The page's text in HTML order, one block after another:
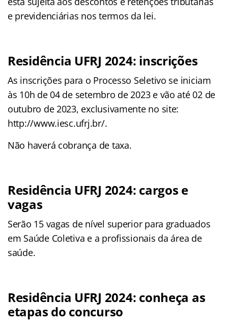
e previdenciárias nos termos da lei.
Residência UFRJ 2024: inscrições
As inscrições para o Processo Seletivo se iniciam
às 10h de 04 de setembro de 2023 e vão até 02 de
outubro de 2023, exclusivamente no site:
http://www.iesc.ufrj.br/.
Não haverá cobrança de taxa.
Residência UFRJ 2024: cargos e
vagas
Serão 15 vagas de nível superior para graduados
em Saúde Coletiva e a profissionais da área de
saúde.
Residência UFRJ 2024: conheça as
etapas do concurso